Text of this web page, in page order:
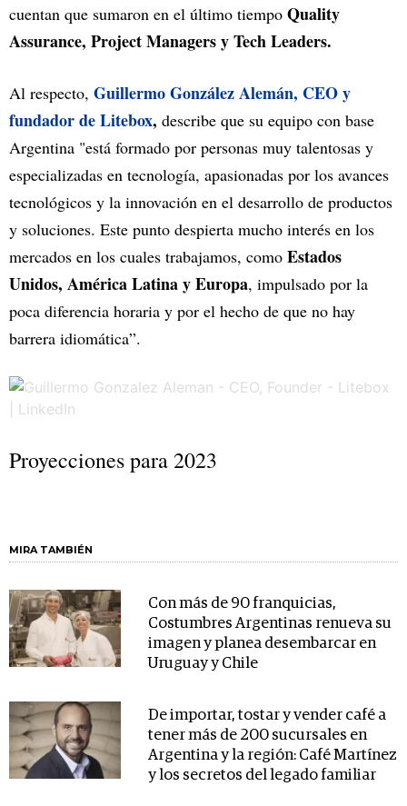
cuentan que sumaron en el último tiempo Quality
Assurance, Project Managers y Tech Leaders.
Al respecto, Guillermo González Alemán, CEO y
fundador de Litebox, describe que su equipo con base
Argentina "está formado por personas muy talentosas y
especializadas en tecnología, apasionadas por los avances
tecnológicos y la innovación en el desarrollo de productos
y soluciones. Este punto despierta mucho interés en los
mercados en los cuales trabajamos, como Estados
Unidos, América Latina y Europa, impulsado por la
poca diferencia horaria y por el hecho de que no hay
barrera idiomática”.
Proyecciones para 2023
MIRA TAMBIÉN
Con más de 90 franquicias,
Costumbres Argentinas renueva su
imagen y planea desembarcar en
Uruguay y Chile
De importar, tostar y vender café a
tener más de 200 sucursales en
Argentina y la región: Café Martínez
y los secretos del legado familiar